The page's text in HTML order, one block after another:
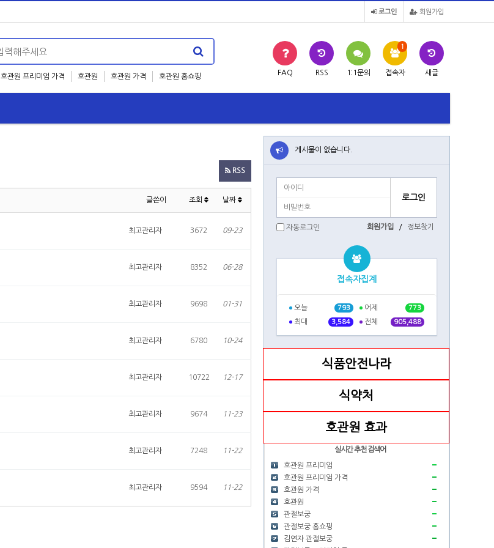
회원가입
로그인
호관원 프리미엄 가격 호관원 호관원 가격 호관원 홈쇼핑 FAQ RSS 1:1문의 접속자
1
새글
RSS
글쓴이 조회 날짜
최고관리자 3672 09-23
최고관리자 8352 06-28
최고관리자 9698 01-31
최고관리자 6780 10-24
최고관리자 10722 12-17
최고관리자 9674 11-23
최고관리자 7248 11-22
최고관리자 9594 11-22
게시물이 없습니다.
자동로그인 회원가입 / 정보찾기
접속자집계
오늘 793 어제 773
최대 3,584 전체 905,488
식품안전나라
식약처
호관원 효과
실시간 추천 검색어
호관원 프리미엄
호관원 프리미엄 가격
호관원 가격
호관원
관절보궁
관절보궁 홈쇼핑
김연자 관절보궁